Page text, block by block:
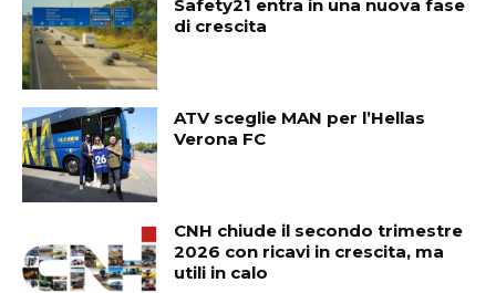
Safety21 entra in una nuova fase
di crescita
ATV sceglie MAN per l’Hellas
Verona FC
CNH chiude il secondo trimestre
2026 con ricavi in crescita, ma
utili in calo